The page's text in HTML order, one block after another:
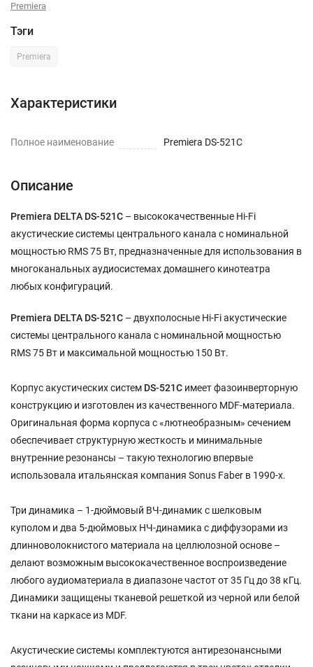
Premiera
Тэги
Premiera
Характеристики
Полное наименование Premiera DS-521C
Описание
Premiera DELTA DS-521С – высококачественные Hi-Fi
акустические системы центрального канала с номинальной
мощностью RMS 75 Вт, предназначенные для использования в
многоканальных аудиосистемах домашнего кинотеатра
любых конфигураций.
Premiera DELTA DS-521С – двухполосные Hi-Fi акустические
системы центрального канала с номинальной мощностью
RMS 75 Вт и максимальной мощностью 150 Вт.
Корпус акустических систем DS-521С имеет фазоинверторную
конструкцию и изготовлен из качественного MDF-материала.
Оригинальная форма корпуса с «лютнеобразным» сечением
обеспечивает структурную жесткость и минимальные
внутренние резонансы – такую технологию впервые
использовала итальянская компания Sonus Faber в 1990-х.
Три динамика – 1-дюймовый ВЧ-динамик с шелковым
куполом и два 5-дюймовых НЧ-динамика с диффузорами из
длинноволокнистого материала на целлюлозной основе –
делают возможным высококачественное воспроизведение
любого аудиоматериала в диапазоне частот от 35 Гц до 38 кГц.
Динамики защищены тканевой решеткой из черной или белой
ткани на каркасе из MDF.
Акустические системы комплектуются антирезонансными